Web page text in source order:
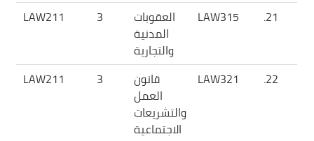
21.
LAW315
العقوبات
المدنية
والتجارية
3
LAW211
22.
LAW321
قانون
العمل
والتشريعات
الاجتماعية
3
LAW211